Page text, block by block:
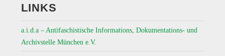
LINKS
a.i.d.a – Antifaschistische Informations, Dokumentations- und
Archivstelle München e.V.